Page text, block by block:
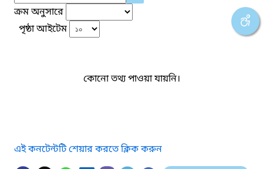
ক্রম অনুসারে
পৃষ্ঠা আইটেম
কোনো তথ্য পাওয়া যায়নি।
এই কনটেন্টটি শেয়ার করতে ক্লিক করুন